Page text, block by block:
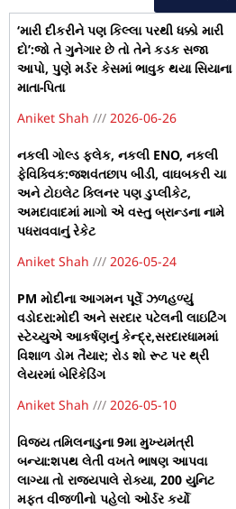
‘મારી દીકરીને પણ કિલ્લા પરથી ધક્કો મારી
દો’:જો તે ગુનેગાર છે તો તેને કડક સજા
આપો, પુણે મર્ડર કેસમાં ભાવુક થયા સિયાના
માતા-પિતા
Aniket Shah
2026-06-26
નકલી ગોલ્ડ ફ્લેક, નકલી ENO, નકલી
ફેવિક્વિક:જશવંતછાપ બીડી, વાઘબકરી ચા
અને ટોઇલેટ ક્લિનર પણ ડુપ્લીકેટ,
અમદાવાદમાં માગો એ વસ્તુ બ્રાન્ડના નામે
પધરાવવાનું રેકેટ
Aniket Shah
2026-05-24
PM મોદીના આગમન પૂર્વે ઝળહળ્યું
વડોદરા:મોદી અને સરદાર પટેલની લાઇટિંગ
સ્ટેચ્યુએ આકર્ષણનું કેન્દ્ર,સરદારધામમાં
વિશાળ ડોમ તૈયાર; રોડ શો રૂટ પર થ્રી
લેયરમાં બેરિકેડિંગ
Aniket Shah
2026-05-10
વિજય તમિલનાડુના 9મા મુખ્યમંત્રી
બન્યા:શપથ લેતી વખતે ભાષણ આપવા
લાગ્યા તો રાજ્યપાલે રોક્યા, 200 યુનિટ
મફત વીજળીનો પહેલો ઓર્ડર કર્યો